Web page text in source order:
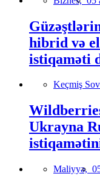
hibrid və
istiqaməti
Keçmiş
Ukrayna
Maliyyə,